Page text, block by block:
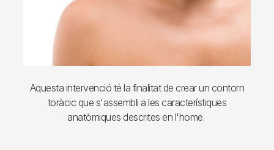
Aquesta intervenció té la finalitat de crear un contorn
toràcic que s'assembli a les característiques
anatòmiques descrites en l'home.